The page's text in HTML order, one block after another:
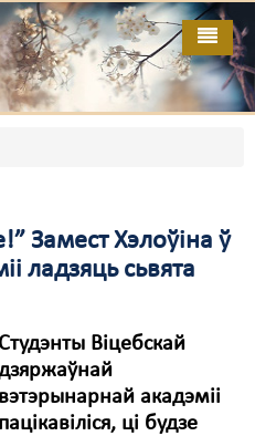
Замест Хэлоўіна ў
ладзяць сьвята
Студэнты Віцебскай
вэтэрынарнай акадэміі
пацікавіліся, ці будзе